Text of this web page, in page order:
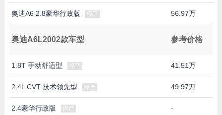
奥迪A6 2.8豪华行政版 停产 56.97万
奥迪A6L2002款车型 参考价格
1.8T 手动舒适型 停产 41.51万
2.4L CVT 技术领先型 停产 49.97万
2.4豪华行政版 停产 -